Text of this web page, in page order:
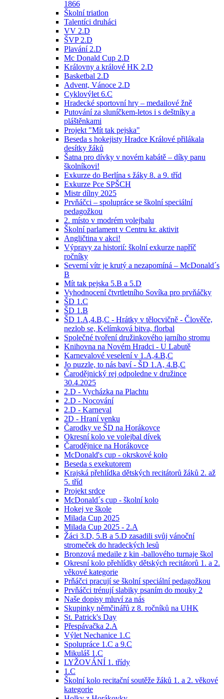
1866
Školní triatlon
Talentíci druháci
VV 2.D
ŠVP 2.D
Plavání 2.D
Mc Donald Cup 2.D
Královny a králové HK 2.D
Basketbal 2.D
Advent, Vánoce 2.D
Cyklovýlet 6.C
Hradecké sportovní hry – medailové žně
Putování za sluníčkem-letos i s deštníky a
pláštěnkami
Projekt "Mít tak pejska"
Beseda s hokejisty Hradce Králové přilákala
desítky žáků
Šatna pro dívky v novém kabátě – díky panu
školníkovi!
Exkurze do Berlína s žáky 8. a 9. tříd
Exkurze Pce SPŠCH
Mistr dílny 2025
Prvňáčci – spolupráce se školní speciální
pedagožkou
2. místo v modrém volejbalu
Školní parlament v Centru kr. aktivit
Angličtina v akci!
Výpravy za historií: školní exkurze napříč
ročníky
Severní vítr je krutý a nezapomíná – McDonald´s
B
Mít tak pejska 5.B a 5.D
Vyhodnocení čtvrtletního Sovíka pro prvňáčky
ŠD 1.C
ŠD 1.B
ŠD 1.A,4.B,C - Hrátky v tělocvičně - Člověče,
nezlob se, Kelímková bitva, florbal
Společné tvoření družinkového jarního stromu
Knihovna na Novém Hradci - U Labutě
Karnevalové veselení v 1.A,4.B,C
Jo puzzle, to nás baví - ŠD 1.A, 4.B,C
Čarodějnický rej odpoledne v družince
30.4.2025
2.D - Vycházka na Plachtu
2.D - Nocování
2.D - Karneval
2D - Hraní venku
Čarodky ve ŠD na Horákovce
Okresní kolo ve volejbal dívek
Čarodějnice na Horákovce
McDonald's cup - okrskové kolo
Beseda s exekutorem
Krajská přehlídka dětských recitátorů žáků 2. až
5. tříd
Projekt srdce
McDonald´s cup - školní kolo
Hokej ve škole
Milada Cup 2025
Milada Cup 2025 - 2.A
Žáci 3.D, 5.B a 5.D zasadili svůj vánoční
stromeček do hradeckých lesů
Bronzová medaile z kin -ballového turnaje škol
Okresní kolo přehlídky dětských recitátorů 1. a 2.
věkové kategorie
Prňáčci pracují se školní speciální pedagožkou
Prvňáčci trénují slabiky psaním do mouky 2
Naše dopisy mluví za nás
Skupinky němčinářů z 8. ročníků na UHK
St. Patrick's Day
Přespávačka 2.A
Výlet Nechanice 1.C
Spolupráce 1.C a 9.C
Mikuláš 1.C
LYŽOVÁNÍ 1. třídy
1.C
Školní kolo recitační soutěže žáků 1. a 2. věkové
kategorie